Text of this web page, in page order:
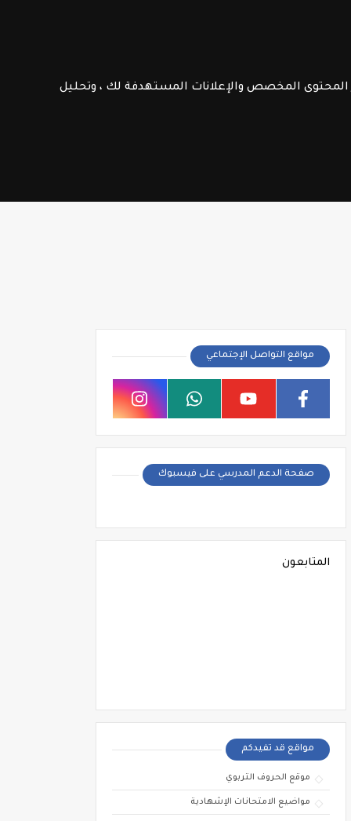
المحتوى المخصص والإعلانات المستهدفة لك ، وتحليل
مواقع التواصل الإجتماعي
صفحة الدعم المدرسي على فيسبوك
المتابعون
مواقع قد تفيدكم
موقع الحروف التربوي
مواضيع الامتحانات الإشهادية